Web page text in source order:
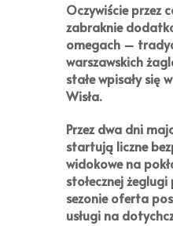
Oczywiście przez
zabraknie
omegach –
warszawskich
stałe wpisały się
Wisła.
Przez dwa dni
startują liczne
widokowe na
stołecznej
sezonie oferta
usługi na